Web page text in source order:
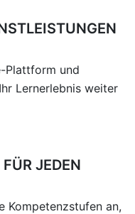
Plattform und
Lernerlebnis weiter
JEDEN
Kompetenzstufen an,